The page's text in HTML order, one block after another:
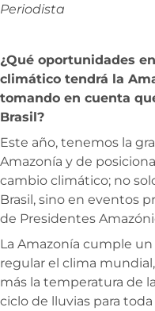
Periodista
¿Qué oportunidades
climático tendrá la
tomando en cuenta
Brasil?
Este año, tenemos la
Amazonía y de
cambio climático; no
Brasil, sino en eventos
de Presidentes
La Amazonía cumple
regular el clima
más la temperatura de
ciclo de lluvias para